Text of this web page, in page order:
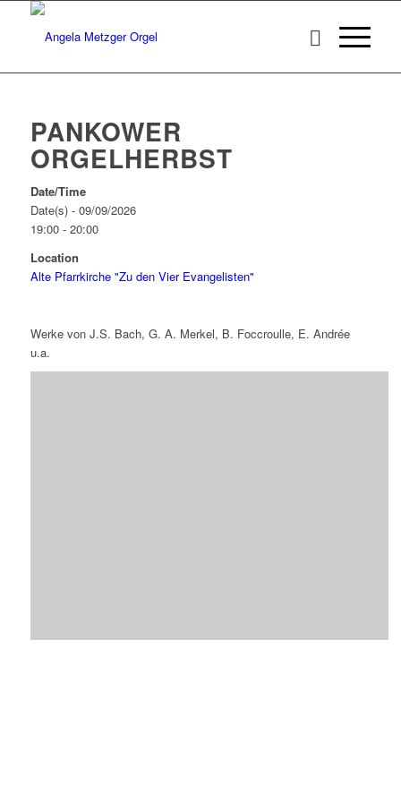
PANKOWER
ORGELHERBST
Date/Time
Date(s) - 09/09/2026
19:00 - 20:00
Location
Alte Pfarrkirche "Zu den Vier Evangelisten"
Werke von J.S. Bach, G. A. Merkel, B. Foccroulle, E. Andrée
u.a.